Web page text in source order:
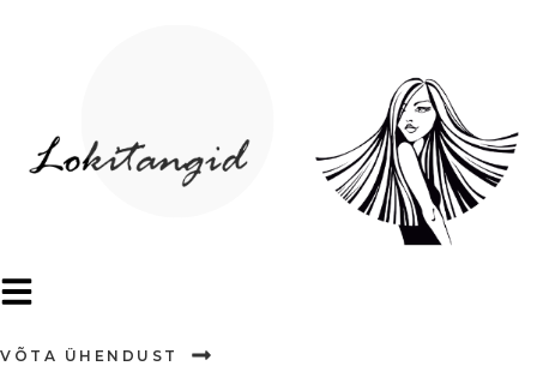
VÕTA ÜHENDUST